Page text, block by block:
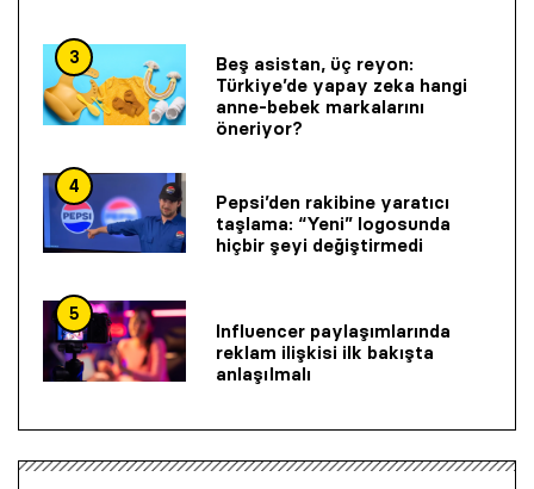
3
Beş asistan, üç reyon:
Türkiye’de yapay zeka hangi
anne-bebek markalarını
öneriyor?
4
Pepsi’den rakibine yaratıcı
taşlama: “Yeni” logosunda
hiçbir şeyi değiştirmedi
5
Influencer paylaşımlarında
reklam ilişkisi ilk bakışta
anlaşılmalı